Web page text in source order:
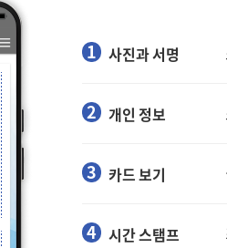
사진과 서명
개인 정보
카드 보기
시간 스탬프